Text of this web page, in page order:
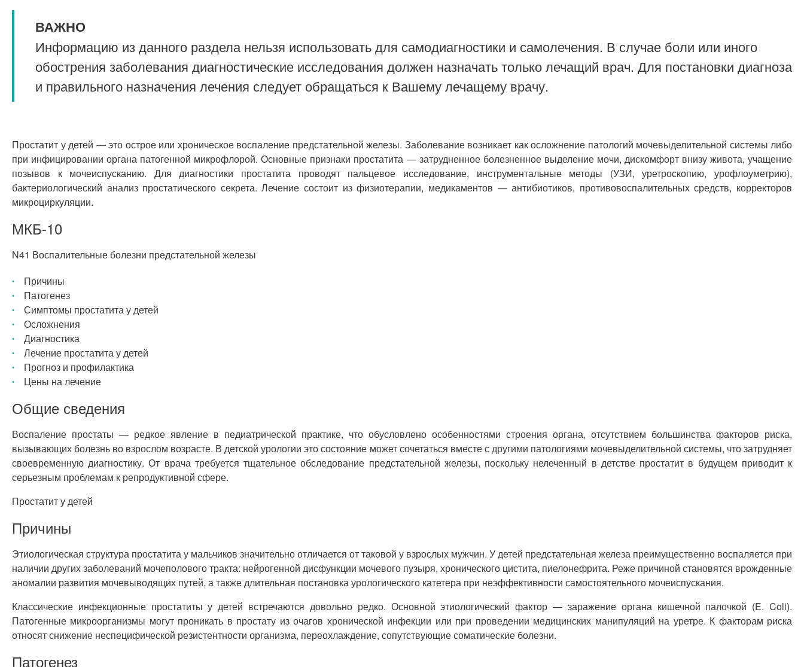
ВАЖНО
Информацию из данного раздела нельзя использовать для самодиагностики и самолечения. В случае боли или иного
обострения заболевания диагностические исследования должен назначать только лечащий врач. Для постановки диагноза
и правильного назначения лечения следует обращаться к Вашему лечащему врачу.
Простатит у детей — это острое или хроническое воспаление предстательной железы. Заболевание возникает как осложнение патологий мочевыделительной системы либо
при инфицировании органа патогенной микрофлорой. Основные признаки простатита — затрудненное болезненное выделение мочи, дискомфорт внизу живота, учащение
позывов к мочеиспусканию. Для диагностики простатита проводят пальцевое исследование, инструментальные методы (УЗИ, уретроскопию, урофлоуметрию),
бактериологический анализ простатического секрета. Лечение состоит из физиотерапии, медикаментов — антибиотиков, противовоспалительных средств, корректоров
микроциркуляции.
МКБ-10
N41 Воспалительные болезни предстательной железы
Причины
Патогенез
Симптомы простатита у детей
Осложнения
Диагностика
Лечение простатита у детей
Прогноз и профилактика
Цены на лечение
Общие сведения
Воспаление простаты — редкое явление в педиатрической практике, что обусловлено особенностями строения органа, отсутствием большинства факторов риска,
вызывающих болезнь во взрослом возрасте. В детской урологии это состояние может сочетаться вместе с другими патологиями мочевыделительной системы, что затрудняет
своевременную диагностику. От врача требуется тщательное обследование предстательной железы, поскольку нелеченный в детстве простатит в будущем приводит к
серьезным проблемам к репродуктивной сфере.
Простатит у детей
Причины
Этиологическая структура простатита у мальчиков значительно отличается от таковой у взрослых мужчин. У детей предстательная железа преимущественно воспаляется при
наличии других заболеваний мочеполового тракта: нейрогенной дисфункции мочевого пузыря, хронического цистита, пиелонефрита. Реже причиной становятся врожденные
аномалии развития мочевыводящих путей, а также длительная постановка урологического катетера при неэффективности самостоятельного мочеиспускания.
Классические инфекционные простатиты у детей встречаются довольно редко. Основной этиологический фактор — заражение органа кишечной палочкой (E. Coli).
Патогенные микроорганизмы могут проникать в простату из очагов хронической инфекции или при проведении медицинских манипуляций на уретре. К факторам риска
относят снижение неспецифической резистентности организма, переохлаждение, сопутствующие соматические болезни.
Патогенез